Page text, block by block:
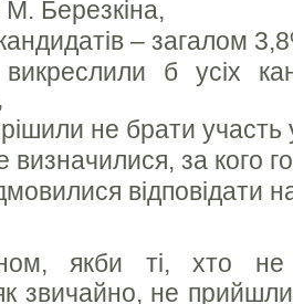
Березкіна,
– загалом
б усіх
не брати участь
визначилися, за кого
відповідати
якби ті, хто не
звичайно, не